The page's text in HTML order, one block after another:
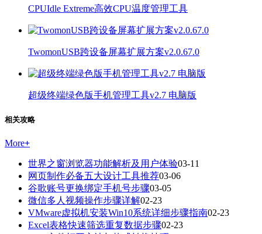
CPUIdle Extreme高效CPU温度管理工具
TwomonUSB跨设备屏幕扩展方案v2.0.67.0
超级终端绿色版手机管理工具v2.7 电脑版
相关攻略
More+
世界之窗浏览器功能解析及用户体验03-11
网页制作必备五大设计工具推荐03-06
谷歌账号更换绑定手机号步骤03-05
微信多人视频操作步骤详解02-23
VMware虚拟机安装Win10系统详细步骤指南02-23
Excel表格快速筛选重复数据步骤02-23